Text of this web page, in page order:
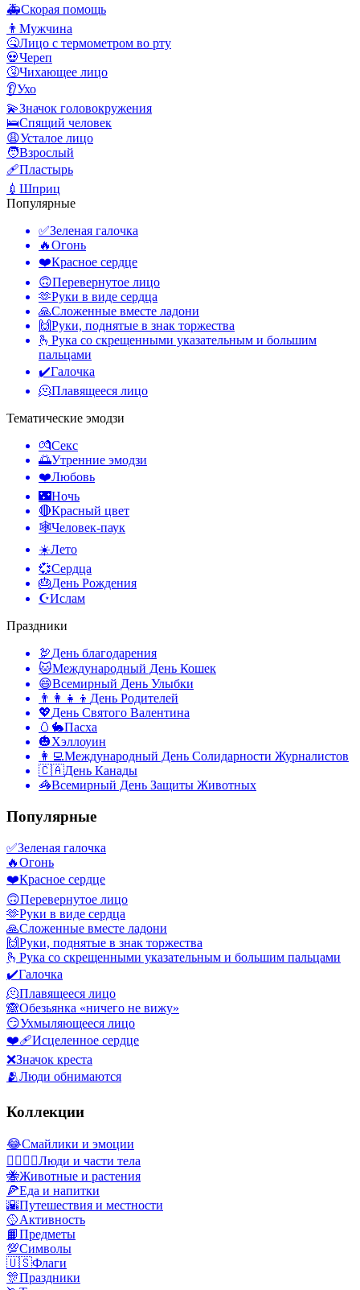
🚑Скорая помощь
👨 Мужчина
🤒Лицо с термометром во рту
💀Череп
🤧Чихающее лицо
👂Ухо
💫Значок головокружения
🛌Спящий человек
😩Усталое лицо
🧑Взрослый
🩹Пластырь
💉 Шприц
Популярные
✅Зеленая галочка
🔥Огонь
❤️Красное сердце
🙃Перевернутое лицо
🫶Руки в виде сердца
🙏Сложенные вместе ладони
🙌Руки, поднятые в знак торжества
🫰 Рука со скрещенными указательным и большим
пальцами
✔️Галочка
🫠Плавящееся лицо
Тематические эмодзи
💏Секс
🌅Утренние эмодзи
❤️Любовь
🌃Ночь
🔴Красный цвет
🕸️Человек-паук
☀️Лето
💞Сердца
🎂День Рождения
☪️Ислам
Праздники
🦃День благодарения
🐱Международный День Кошек
😄Всемирный День Улыбки
👨‍👩‍👧‍👦 День Родителей
💖День Святого Валентина
🥚🐇Пасха
🎃Хэллоуин
👩‍💻Международный День Солидарности Журналистов
🇨🇦День Канады
🦓Всемирный День Защиты Животных
Популярные
✅Зеленая галочка
🔥Огонь
❤️Красное сердце
🙃Перевернутое лицо
🫶Руки в виде сердца
🙏Сложенные вместе ладони
🙌Руки, поднятые в знак торжества
🫰 Рука со скрещенными указательным и большим пальцами
✔️Галочка
🫠Плавящееся лицо
🙈Обезьянка «ничего не вижу»
😏Ухмыляющееся лицо
❤️‍🩹Исцеленное сердце
❌Значок креста
🫂Люди обнимаются
Коллекции
😂Смайлики и эмоции
👩‍❤️‍💋‍👨Люди и части тела
🐝Животные и растения
🍕Еда и напитки
🌇Путешествия и местности
🥎Активность
📙Предметы
💯Символы
🇺🇸Флаги
🎊Праздники